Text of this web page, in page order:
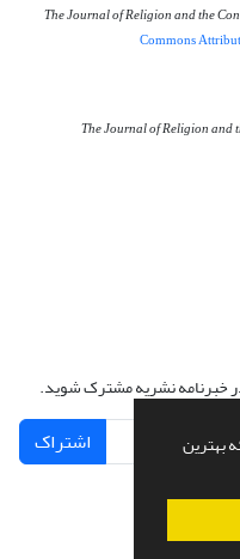
بهترین
The Journal of Religion and the
Commons
The Journal of Religion and
خبرنامه نشریه مشترک شوید.
اشتراک
ازسیناوب